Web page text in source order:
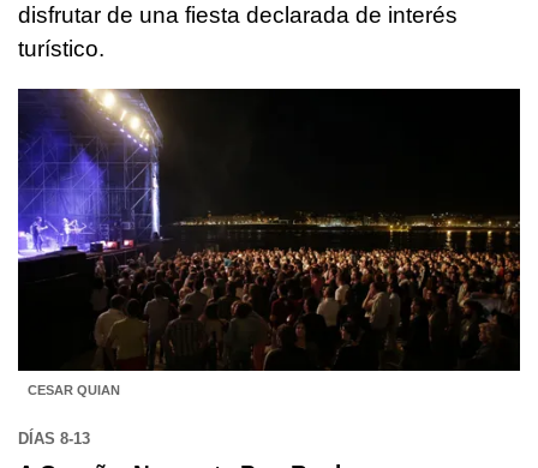
disfrutar de una fiesta declarada de interés
turístico.
CESAR QUIAN
DÍAS 8-13